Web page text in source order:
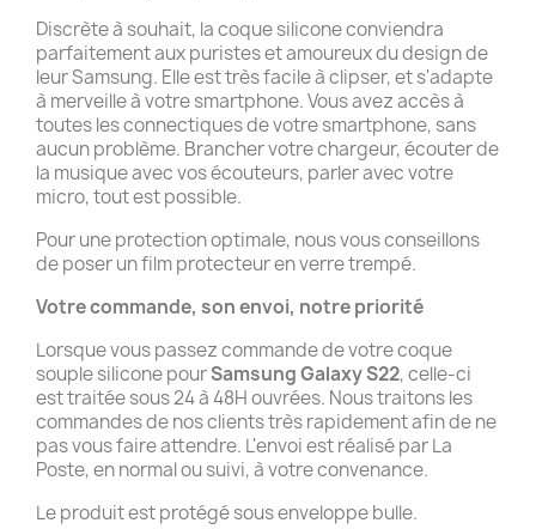
Discrète à souhait, la coque silicone conviendra
parfaitement aux puristes et amoureux du design de
leur Samsung. Elle est très facile à clipser, et s'adapte
à merveille à votre smartphone. Vous avez accès à
toutes les connectiques de votre smartphone, sans
aucun problème. Brancher votre chargeur, écouter de
la musique avec vos écouteurs, parler avec votre
micro, tout est possible.
Pour une protection optimale, nous vous conseillons
de poser un film protecteur en verre trempé.
Votre commande, son envoi, notre priorité
Lorsque vous passez commande de votre coque
souple silicone pourSamsung Galaxy S22, celle-ci
est traitée sous 24 à 48H ouvrées. Nous traitons les
commandes de nos clients très rapidement afin de ne
pas vous faire attendre. L'envoi est réalisé par La
Poste, en normal ou suivi, à votre convenance.
Le produit est protégé sous enveloppe bulle.